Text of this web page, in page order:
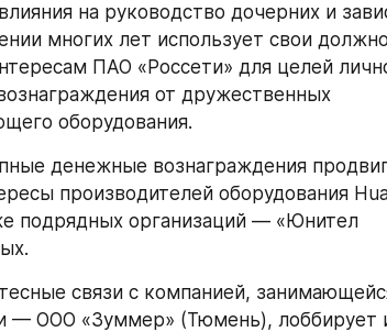
на руководство дочерних и
многих лет использует свои
ПАО «Россети» для целей
от дружественных
оборудования.
производителей оборудования
подрядных организаций — «Юнител
— ООО «Зуммер» (Тюмень), лоббирует